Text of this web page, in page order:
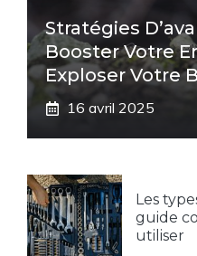
Stratégies
Booster Votre
Exploser Votre
16 avril 2025
Les
guide
utiliser